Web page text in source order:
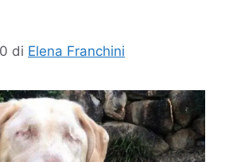
di Elena Franchini